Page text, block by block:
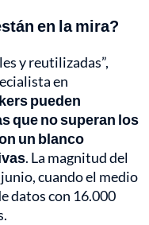
en la mira?
y reutilizadas”,
en
pueden
que no superan los
un blanco
. La magnitud del
cuando el medio
datos con 16.000